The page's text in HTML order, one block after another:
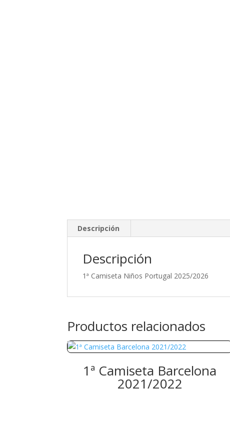
Descripción
Descripción
1ª Camiseta Niños Portugal 2025/2026
Productos relacionados
1ª Camiseta Barcelona
2021/2022